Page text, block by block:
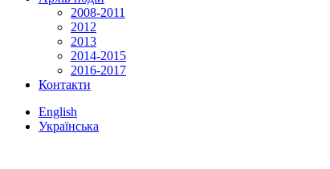
2008-2011
2012
2013
2014-2015
2016-2017
Контакти
English
Українська